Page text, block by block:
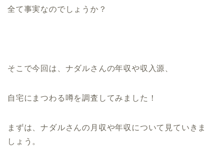
全て事実なのでしょうか？
そこで今回は、ナダルさんの年収や収入源、
自宅にまつわる噂を調査してみました！
まずは、ナダルさんの月収や年収について見ていきま
しょう。